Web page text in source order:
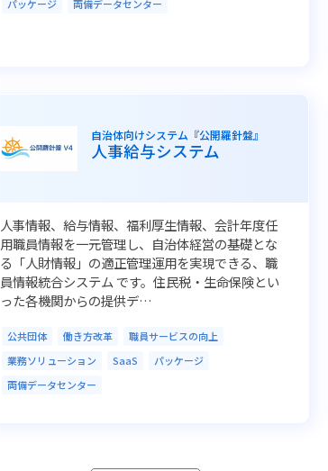
パッケージ
両備データセンター
自治体向けシステム『公開羅針盤』
人事給与システム
人事情報、給与情報、福利厚生情報、会計年度任
用職員情報を一元管理し、自治体経営の基礎とな
る「人財情報」の適正管理運用を実現できる、職
員情報統合システム です。住民税・生命保険とい
った各機関からの提供デ…
公共団体 働き方改革
職員サービスの向上
業務ソリューション
SaaS
パッケージ
両備データセンター